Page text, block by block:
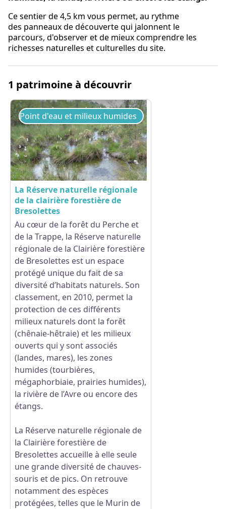
Ce sentier de 4,5 km vous permet, au rythme
des panneaux de découverte qui jalonnent le
parcours, d'observer et de mieux comprendre les
richesses naturelles et culturelles du site.
1 patrimoine à découvrir
La réserve vue du ciel - D. Commenchal/PNRP
Voir l'image en plein écran
Point d'eau et milieux humides
La Réserve naturelle régionale
de la clairière forestière de
Bresolettes
Au cœur de la forêt du Perche et
de la Trappe, la Réserve naturelle
régionale de la Clairière forestière
de Bresolettes est un espace
protégé unique du fait de sa
diversité d’habitats naturels. Son
classement, en 2010, permet la
protection de ces différents
milieux naturels dont la forêt
(chênaie-hêtraie) et les milieux
ouverts qui y sont associés
(landes, mares), les zones
humides (tourbières,
mégaphorbiaie, prairies humides),
la rivière de l’Avre ou encore des
étangs.
La Réserve naturelle régionale de
la Clairière forestière de
Bresolettes accueille à elle seule
une grande diversité de chauves-
souris et de pics. On retrouve
notamment des espèces
protégées, telles que le Murin de